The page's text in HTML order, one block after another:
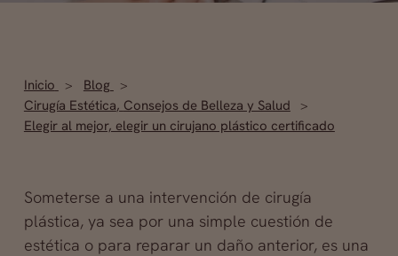
Inicio
Blog
Cirugía Estética, Consejos de Belleza y Salud
Elegir al mejor, elegir un cirujano plástico certificado
Someterse a una intervención de cirugía
plástica, ya sea por una simple cuestión de
estética o para reparar un daño anterior, es una